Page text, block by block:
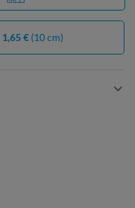
1,65 € (10 cm)